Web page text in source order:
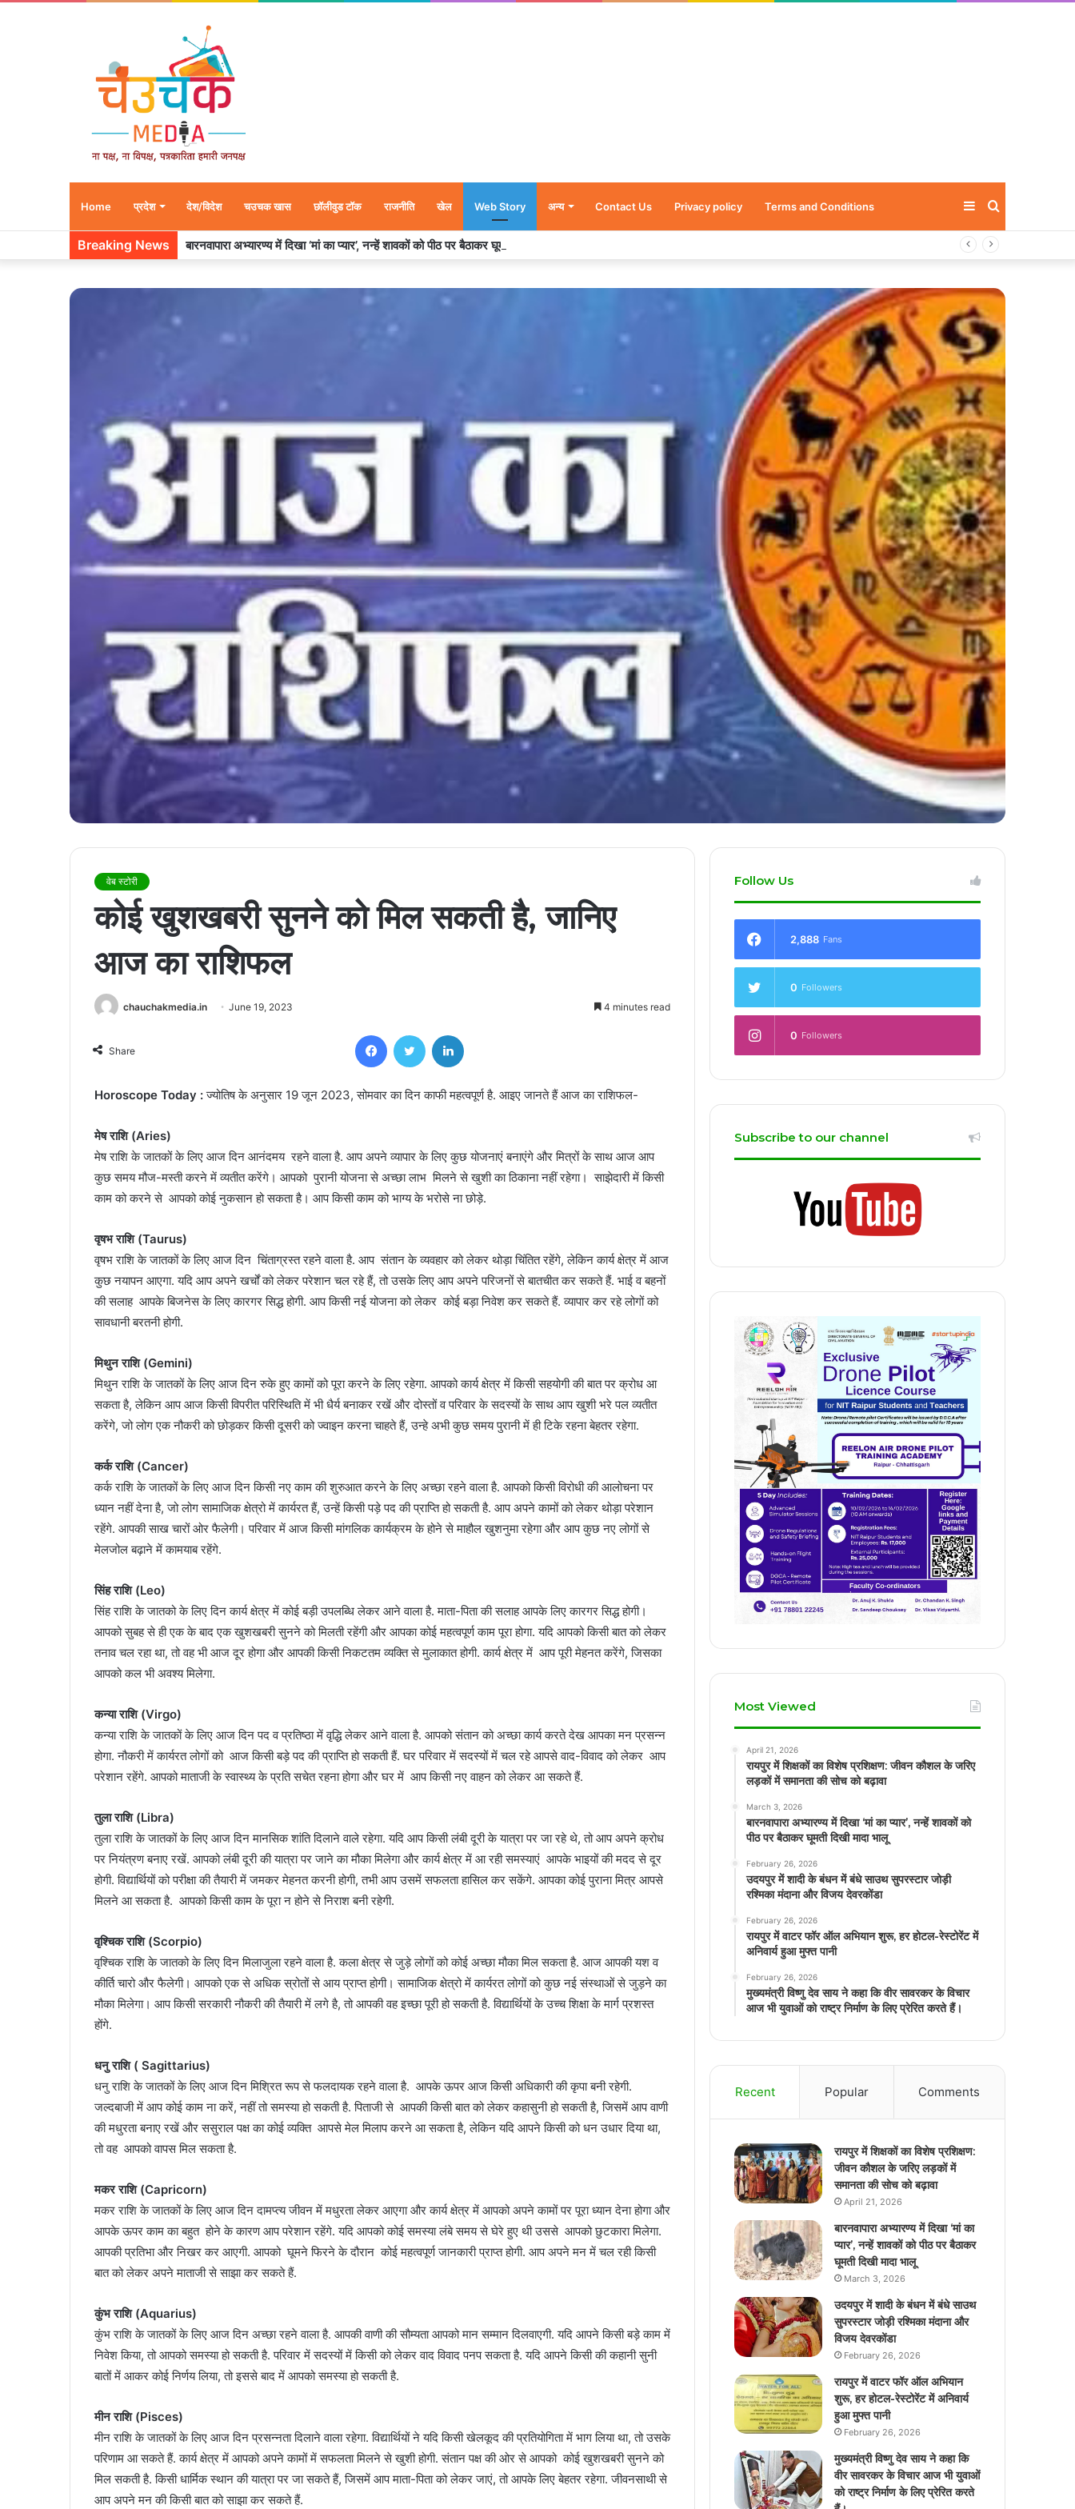
Home प्रदेश देश/विदेश चउचक खास छॉलीवुड टॉक राजनीति खेल Web Story अन्य Contact Us Privacy policy Terms and Conditions Sidebar
Breaking News बारनवापारा अभ्यारण्य में दिखा ‘मां का प्यार’, नन्हें शावकों को पीठ पर बैठाकर घूमती दिखी मादा भालू
वेब स्टोरी
कोई खुशखबरी सुनने को मिल सकती है, जानिए
आज का राशिफल
chauchakmedia.in June 19, 2023 4 minutes read
Share
FacebookTwitter
Horoscope Today :ज्योतिष के अनुसार 19 जून 2023, सोमवार का दिन काफी महत्वपूर्ण है. आइए जानते हैं आज का राशिफल-
मेष राशि (Aries)
मेष राशि के जातकों के लिए आज दिन आनंदमय रहने वाला है. आप अपने व्यापार के लिए कुछ योजनाएं बनाएंगे और मित्रों के साथ आज आप
कुछ समय मौज-मस्ती करने में व्यतीत करेंगे। आपको पुरानी योजना से अच्छा लाभ मिलने से खुशी का ठिकाना नहीं रहेगा। साझेदारी में किसी
काम को करने से आपको कोई नुकसान हो सकता है। आप किसी काम को भाग्य के भरोसे ना छोड़े.
वृषभ राशि (Taurus)
वृषभ राशि के जातकों के लिए आज दिन चिंताग्रस्त रहने वाला है. आप संतान के व्यवहार को लेकर थोड़ा चिंतित रहेंगे, लेकिन कार्य क्षेत्र में आज
कुछ नयापन आएगा. यदि आप अपने खर्चों को लेकर परेशान चल रहे हैं, तो उसके लिए आप अपने परिजनों से बातचीत कर सकते हैं. भाई व बहनों
की सलाह आपके बिजनेस के लिए कारगर सिद्ध होगी. आप किसी नई योजना को लेकर कोई बड़ा निवेश कर सकते हैं. व्यापार कर रहे लोगों को
सावधानी बरतनी होगी.
मिथुन राशि (Gemini)
मिथुन राशि के जातकों के लिए आज दिन रुके हुए कामों को पूरा करने के लिए रहेगा. आपको कार्य क्षेत्र में किसी सहयोगी की बात पर क्रोध आ
सकता है, लेकिन आप आज किसी विपरीत परिस्थिति में भी धैर्य बनाकर रखें और दोस्तों व परिवार के सदस्यों के साथ आप खुशी भरे पल व्यतीत
करेंगे, जो लोग एक नौकरी को छोड़कर किसी दूसरी को ज्वाइन करना चाहते हैं, उन्हे अभी कुछ समय पुरानी में ही टिके रहना बेहतर रहेगा.
कर्क राशि (Cancer)
कर्क राशि के जातकों के लिए आज दिन किसी नए काम की शुरुआत करने के लिए अच्छा रहने वाला है. आपको किसी विरोधी की आलोचना पर
ध्यान नहीं देना है, जो लोग सामाजिक क्षेत्रो में कार्यरत हैं, उन्हें किसी पड़े पद की प्राप्ति हो सकती है. आप अपने कामों को लेकर थोड़ा परेशान
रहेंगे. आपकी साख चारों ओर फैलेगी। परिवार में आज किसी मांगलिक कार्यक्रम के होने से माहौल खुशनुमा रहेगा और आप कुछ नए लोगों से
मेलजोल बढ़ाने में कामयाब रहेंगे.
सिंह राशि (Leo)
सिंह राशि के जातको के लिए दिन कार्य क्षेत्र में कोई बड़ी उपलब्धि लेकर आने वाला है. माता-पिता की सलाह आपके लिए कारगर सिद्ध होगी।
आपको सुबह से ही एक के बाद एक खुशखबरी सुनने को मिलती रहेंगी और आपका कोई महत्वपूर्ण काम पूरा होगा. यदि आपको किसी बात को लेकर
तनाव चल रहा था, तो वह भी आज दूर होगा और आपकी किसी निकटतम व्यक्ति से मुलाकात होगी. कार्य क्षेत्र में आप पूरी मेहनत करेंगे, जिसका
आपको कल भी अवश्य मिलेगा.
कन्या राशि (Virgo)
कन्या राशि के जातकों के लिए आज दिन पद व प्रतिष्ठा में वृद्धि लेकर आने वाला है. आपको संतान को अच्छा कार्य करते देख आपका मन प्रसन्न
होगा. नौकरी में कार्यरत लोगों को आज किसी बड़े पद की प्राप्ति हो सकती हैं. घर परिवार में सदस्यों में चल रहे आपसे वाद-विवाद को लेकर आप
परेशान रहेंगे. आपको माताजी के स्वास्थ्य के प्रति सचेत रहना होगा और घर में आप किसी नए वाहन को लेकर आ सकते हैं.
तुला राशि (Libra)
तुला राशि के जातकों के लिए आज दिन मानसिक शांति दिलाने वाले रहेगा. यदि आप किसी लंबी दूरी के यात्रा पर जा रहे थे, तो आप अपने क्रोध
पर नियंत्रण बनाए रखें. आपको लंबी दूरी की यात्रा पर जाने का मौका मिलेगा और कार्य क्षेत्र में आ रही समस्याएं आपके भाइयों की मदद से दूर
होगी. विद्यार्थियों को परीक्षा की तैयारी में जमकर मेहनत करनी होगी, तभी आप उसमें सफलता हासिल कर सकेंगे. आपका कोई पुराना मित्र आपसे
मिलने आ सकता है. आपको किसी काम के पूरा न होने से निराश बनी रहेगी.
वृश्चिक राशि (Scorpio)
वृश्चिक राशि के जातको के लिए दिन मिलाजुला रहने वाला है. कला क्षेत्र से जुड़े लोगों को कोई अच्छा मौका मिल सकता है. आज आपकी यश व
कीर्ति चारो और फैलेगी। आपको एक से अधिक स्रोतों से आय प्राप्त होगी। सामाजिक क्षेत्रो में कार्यरत लोगों को कुछ नई संस्थाओं से जुड़ने का
मौका मिलेगा। आप किसी सरकारी नौकरी की तैयारी में लगे है, तो आपकी वह इच्छा पूरी हो सकती है. विद्यार्थियों के उच्च शिक्षा के मार्ग प्रशस्त
होंगे.
धनु राशि ( Sagittarius)
धनु राशि के जातकों के लिए आज दिन मिश्रित रूप से फलदायक रहने वाला है. आपके ऊपर आज किसी अधिकारी की कृपा बनी रहेगी.
जल्दबाजी में आप कोई काम ना करें, नहीं तो समस्या हो सकती है. पिताजी से आपकी किसी बात को लेकर कहासुनी हो सकती है, जिसमें आप वाणी
की मधुरता बनाए रखें और ससुराल पक्ष का कोई व्यक्ति आपसे मेल मिलाप करने आ सकता है, लेकिन यदि आपने किसी को धन उधार दिया था,
तो वह आपको वापस मिल सकता है.
मकर राशि (Capricorn)
मकर राशि के जातकों के लिए आज दिन दामप्त्य जीवन में मधुरता लेकर आएगा और कार्य क्षेत्र में आपको अपने कामों पर पूरा ध्यान देना होगा और
आपके ऊपर काम का बहुत होने के कारण आप परेशान रहेंगे. यदि आपको कोई समस्या लंबे समय से घेरे हुए थी उससे आपको छुटकारा मिलेगा.
आपकी प्रतिभा और निखर कर आएगी. आपको घूमने फिरने के दौरान कोई महत्वपूर्ण जानकारी प्राप्त होगी. आप अपने मन में चल रही किसी
बात को लेकर अपने माताजी से साझा कर सकते हैं.
कुंभ राशि (Aquarius)
कुंभ राशि के जातकों के लिए आज दिन अच्छा रहने वाला है. आपकी वाणी की सौम्यता आपको मान सम्मान दिलवाएगी. यदि आपने किसी बड़े काम में
निवेश किया, तो आपको समस्या हो सकती है. परिवार में सदस्यों में किसी को लेकर वाद विवाद पनप सकता है. यदि आपने किसी की कहानी सुनी
बातों में आकर कोई निर्णय लिया, तो इससे बाद में आपको समस्या हो सकती है.
मीन राशि (Pisces)
मीन राशि के जातकों के लिए आज दिन प्रसन्नता दिलाने वाला रहेगा. विद्यार्थियों ने यदि किसी खेलकूद की प्रतियोगिता में भाग लिया था, तो उसके
परिणाम आ सकते हैं. कार्य क्षेत्र में आपको अपने कामों में सफलता मिलने से खुशी होगी. संतान पक्ष की ओर से आपको कोई खुशखबरी सुनने को
मिल सकती है. किसी धार्मिक स्थान की यात्रा पर जा सकते हैं, जिसमें आप माता-पिता को लेकर जाएं, तो आपके लिए बेहतर रहेगा. जीवनसाथी से
आप अपने मन की किसी बात को साझा कर सकते हैं.
Follow Us
2,888 Fans
0 Followers
0 Followers
Subscribe to our channel
Most Viewed
April 21, 2026
रायपुर में शिक्षकों का विशेष प्रशिक्षण: जीवन कौशल के जरिए
लड़कों में समानता की सोच को बढ़ावा
March 3, 2026
बारनवापारा अभ्यारण्य में दिखा ‘मां का प्यार’, नन्हें शावकों को
पीठ पर बैठाकर घूमती दिखी मादा भालू
February 26, 2026
उदयपुर में शादी के बंधन में बंधे साउथ सुपरस्टार जोड़ी
रश्मिका मंदाना और विजय देवरकोंडा
February 26, 2026
रायपुर में वाटर फॉर ऑल अभियान शुरू, हर होटल-रेस्टोरेंट में
अनिवार्य हुआ मुफ्त पानी
February 26, 2026
मुख्यमंत्री विष्णु देव साय ने कहा कि वीर सावरकर के विचार
आज भी युवाओं को राष्ट्र निर्माण के लिए प्रेरित करते हैं।
Recent Popular Comments
रायपुर में शिक्षकों का विशेष प्रशिक्षण:
जीवन कौशल के जरिए लड़कों में
समानता की सोच को बढ़ावा
April 21, 2026
बारनवापारा अभ्यारण्य में दिखा ‘मां का
प्यार’, नन्हें शावकों को पीठ पर बैठाकर
घूमती दिखी मादा भालू
March 3, 2026
उदयपुर में शादी के बंधन में बंधे साउथ
सुपरस्टार जोड़ी रश्मिका मंदाना और
विजय देवरकोंडा
February 26, 2026
रायपुर में वाटर फॉर ऑल अभियान
शुरू, हर होटल-रेस्टोरेंट में अनिवार्य
हुआ मुफ्त पानी
February 26, 2026
मुख्यमंत्री विष्णु देव साय ने कहा कि
वीर सावरकर के विचार आज भी युवाओं
को राष्ट्र निर्माण के लिए प्रेरित करते